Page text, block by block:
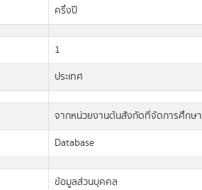
ครึ่งปี
1
ประเทศ
จากหน่วยงานต้นสังกัดที่จัดการศึกษา
Database
ข้อมูลส่วนบุคคล